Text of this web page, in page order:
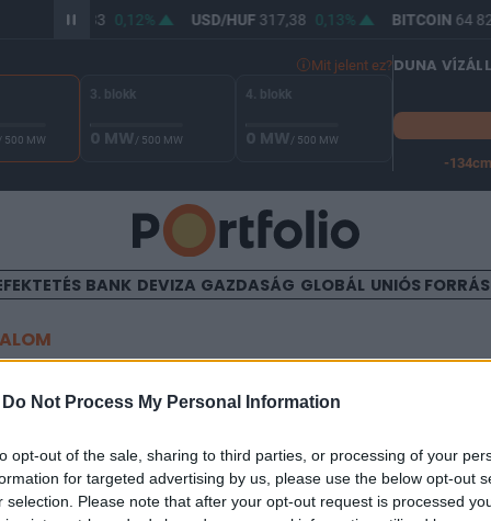
Do Not Process My Personal Information
opt-out of the sale, sharing to third parties, or processing of your
for targeted advertising by us, please use the below opt-out
selection. Please note that after your opt-out request is processed
365,83 0,12% USD/HUF 317,38 0,13% BITCOIN64
Mit jelent ez?
/ 500 MW
3. blokk
0 MW/ 500 MW
4. blokk
0 MW/ 500 MW
DUNA
-134cm
BANK DEVIZA GAZDASÁG GLOBÁL UNIÓS
mennyi lakás cserélt gazdát